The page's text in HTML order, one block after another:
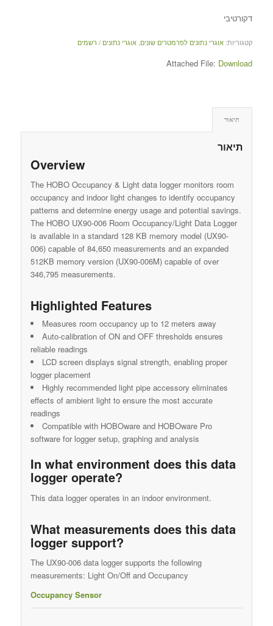
דקורטיבי
קטגוריות: אוגרי נתונים לפרמטרים שונים, אוגרי נתונים / רשמים
Attached File: Download
תיאור
תיאור
Overview
The HOBO Occupancy & Light data logger monitors room
occupancy and indoor light changes to identify occupancy
patterns and determine energy usage and potential savings.
The HOBO UX90-006 Room Occupancy/Light Data Logger
is available in a standard 128 KB memory model (UX90-
006) capable of 84,650 measurements and an expanded
512KB memory version (UX90-006M) capable of over
346,795 measurements.
Highlighted Features
Measures room occupancy up to 12 meters away
Auto-calibration of ON and OFF thresholds ensures
reliable readings
LCD screen displays signal strength, enabling proper
logger placement
Highly recommended light pipe accessory eliminates
effects of ambient light to ensure the most accurate
readings
Compatible with HOBOware and HOBOware Pro
software for logger setup, graphing and analysis
In what environment does this data
logger operate?
This data logger operates in an indoor environment.
What measurements does this data
logger support?
The UX90-006 data logger supports the following
measurements: Light On/Off and Occupancy
Occupancy Sensor